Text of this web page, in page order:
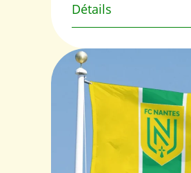
Détails